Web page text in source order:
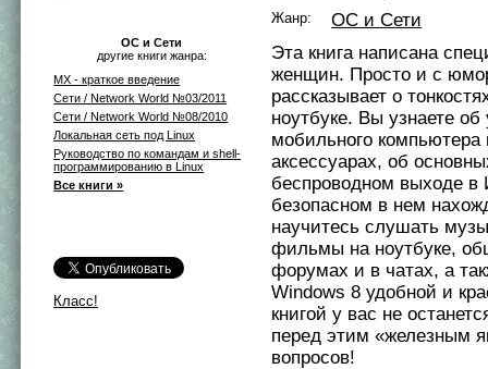
ОС и Сети
другие книги жанра:
MX - краткое введение
Сети / Network World №03/2011
Сети / Network World №08/2010
Локальная сеть под Linux
Руководство по командам и shell-
программированию в Linux
Все книги »
Класс!
Жанр:
ОС и Сети
Эта книга написана
женщин. Просто и с
рассказывает о
ноутбуке. Вы узнаете об
мобильного компьютера
аксессуарах, об
беспроводном выходе в
безопасном в нем
научитесь слушать
фильмы на ноутбуке,
форумах и в чатах, а
Windows 8 удобной и
книгой у вас не
перед этим «железным
вопросов!